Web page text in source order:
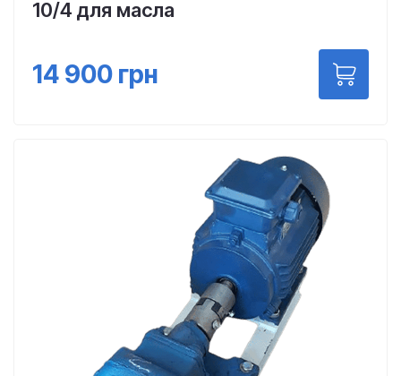
10/4 для масла
14 900 грн